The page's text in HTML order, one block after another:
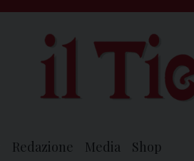
Redazione Media Shop